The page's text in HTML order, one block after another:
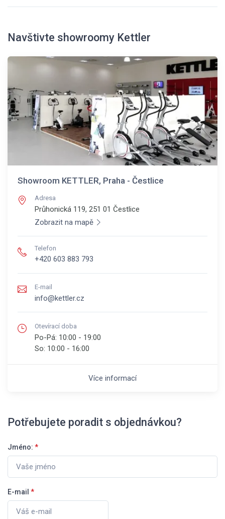
Navštivte showroomy Kettler
Showroom KETTLER, Praha - Čestlice
Adresa
Průhonická 119, 251 01 Čestlice
Zobrazit na mapě
Telefon
+420 603 883 793
E-mail
info@kettler.cz
Otevírací doba
Po-Pá: 10:00 - 19:00
So: 10:00 - 16:00
Více informací
Potřebujete poradit s objednávkou?
Jméno: *
E-mail *